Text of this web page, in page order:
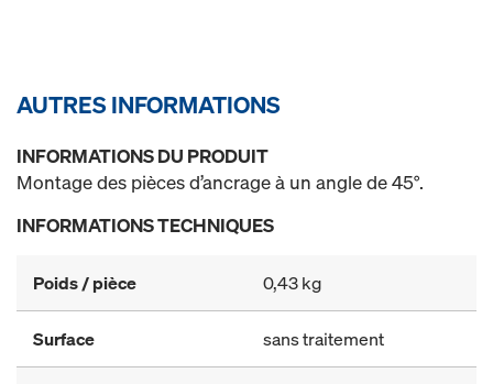
AUTRES INFORMATIONS
INFORMATIONS DU PRODUIT
Montage des pièces d’ancrage à un angle de 45°.
INFORMATIONS TECHNIQUES
Poids / pièce 0,43 kg
Surface sans traitement